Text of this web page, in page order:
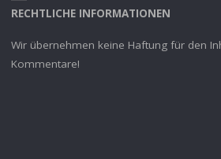
RECHTLICHE INFORMATIONEN
Wir übernehmen keine Haftung für den
Kommentare!